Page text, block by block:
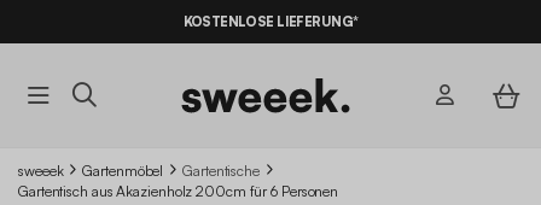
KOSTENLOSE LIEFERUNG*
sweeek Gartenmöbel
Gartentische
Gartentisch aus Akazienholz 200cm für 6 Personen